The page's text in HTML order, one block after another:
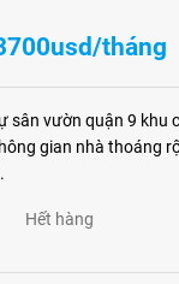
tháng
sân vườn quận 9 khu
gian nhà thoáng
Hết hàng